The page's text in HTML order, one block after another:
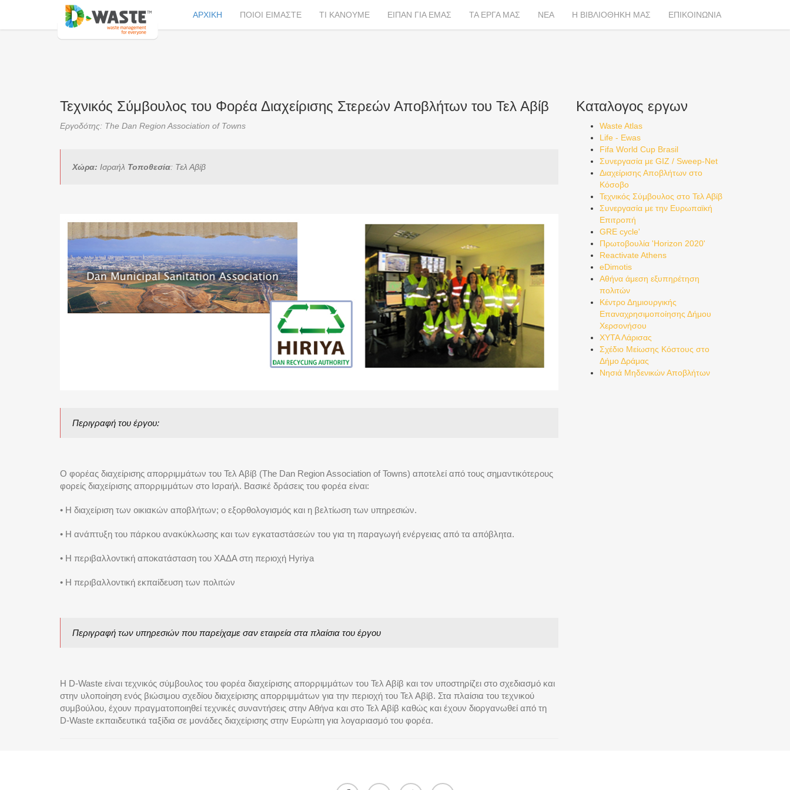
ΑΡΧΙΚΗ ΠΟΙΟΙ ΕΙΜΑΣΤΕ ΤΙ ΚΑΝΟΥΜΕ ΕΙΠΑΝ ΓΙΑ ΕΜΑΣ ΤΑ ΕΡΓΑ ΜΑΣ ΝΕΑ Η ΒΙΒΛΙΟΘΗΚΗ ΜΑΣ ΕΠΙΚΟΙΝΩΝΙΑ
Τεχνικός Σύμβουλος του Φορέα Διαχείρισης Στερεών Αποβλήτων του Τελ Αβίβ
Eργοδότης: The Dan Region Association of Towns
Χώρα: Ισραήλ Τοποθεσία: Τελ Αβίβ
Περιγραφή του έργου:
Ο φορέας διαχείρισης απορριμμάτων του Τελ Αβίβ (The Dan Region Association of Towns) αποτελεί από τους σημαντικότερους
φορείς διαχείρισης απορριμμάτων στο Ισραήλ. Βασικέ δράσεις του φορέα είναι:
• Η διαχείριση των οικιακών αποβλήτων; ο εξορθολογισμός και η βελτίωση των υπηρεσιών.
• Η ανάπτυξη του πάρκου ανακύκλωσης και των εγκαταστάσεών του για τη παραγωγή ενέργειας από τα απόβλητα.
• Η περιβαλλοντική αποκατάσταση του ΧΑΔΑ στη περιοχή Hyriya
• H περιβαλλοντική εκπαίδευση των πολιτών
Περιγραφή των υπηρεσιών που παρείχαμε σαν εταιρεία στα πλαίσια του έργου
Η D-Waste είναι τεχνικός σύμβουλος του φορέα διαχείρισης απορριμμάτων του Τελ Αβίβ και τον υποστηρίζει στο σχεδιασμό και
στην υλοποίηση ενός βιώσιμου σχεδίου διαχείρισης απορριμμάτων για την περιοχή του Τελ Αβίβ. Στα πλαίσια του τεχνικού
συμβούλου, έχουν πραγματοποιηθεί τεχνικές συναντήσεις στην Αθήνα και στο Τελ Αβίβ καθώς και έχουν διοργανωθεί από τη
D-Waste εκπαιδευτικά ταξίδια σε μονάδες διαχείρισης στην Ευρώπη για λογαριασμό του φορέα.
Καταλογος εργων
Waste Atlas
Life - Ewas
Fifa World Cup Brasil
Συνεργασία με GIZ / Sweep-Net
Διαχείρισης Αποβλήτων στο
Κόσοβο
Τεχνικός Σύμβουλος στο Τελ Αβίβ
Συνεργασία με την Ευρωπαϊκή
Επιτροπή
GRE cycle'
Πρωτοβουλία 'Horizon 2020'
Reactivate Athens
eDimotis
Αθήνα άμεση εξυπηρέτηση
πολιτών
Κέντρο Δημιουργικής
Επαναχρησιμοποίησης Δήμου
Χερσονήσου
ΧΥΤΑ Λάρισας
Σχέδιο Μείωσης Κόστους στο
Δήμο Δράμας
Νησιά Μηδενικών Αποβλήτων